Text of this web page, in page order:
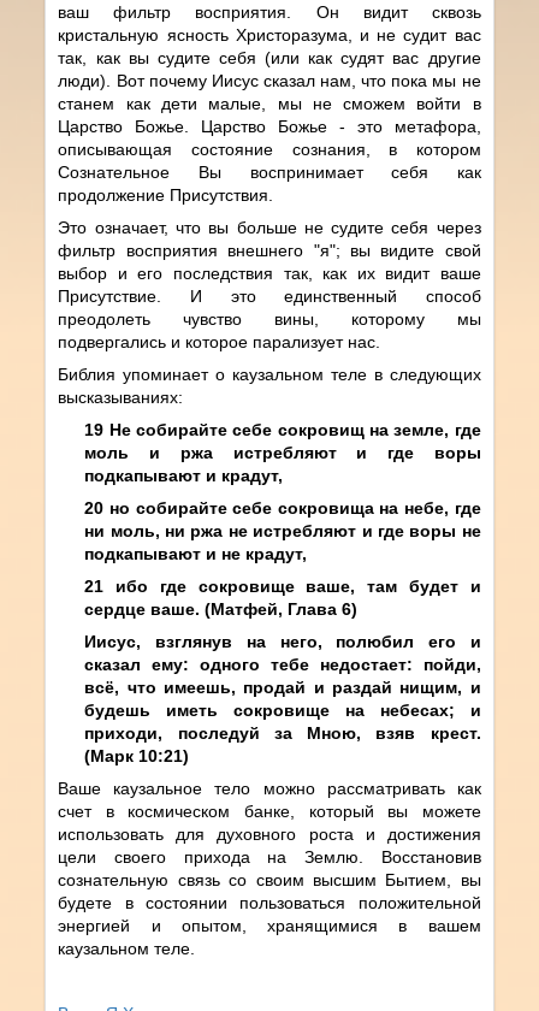
ваш фильтр восприятия. Он видит сквозь
кристальную ясность Христоразума, и не судит вас
так, как вы судите себя (или как судят вас другие
люди). Вот почему Иисус сказал нам, что пока мы не
станем как дети малые, мы не сможем войти в
Царство Божье. Царство Божье - это метафора,
описывающая состояние сознания, в котором
Сознательное Вы воспринимает себя как
продолжение Присутствия.
Это означает, что вы больше не судите себя через
фильтр восприятия внешнего "я"; вы видите свой
выбор и его последствия так, как их видит ваше
Присутствие. И это единственный способ
преодолеть чувство вины, которому мы
подвергались и которое парализует нас.
Библия упоминает о каузальном теле в следующих
высказываниях:
19 Не собирайте себе сокровищ на земле, где
моль и ржа истребляют и где воры
подкапывают и крадут,
20 но собирайте себе сокровища на небе, где
ни моль, ни ржа не истребляют и где воры не
подкапывают и не крадут,
21 ибо где сокровище ваше, там будет и
сердце ваше. (Матфей, Глава 6)
Иисус, взглянув на него, полюбил его и
сказал ему: одного тебе недостает: пойди,
всё, что имеешь, продай и раздай нищим, и
будешь иметь сокровище на небесах; и
приходи, последуй за Мною, взяв крест.
(Марк 10:21)
Ваше каузальное тело можно рассматривать как
счет в космическом банке, который вы можете
использовать для духовного роста и достижения
цели своего прихода на Землю. Восстановив
сознательную связь со своим высшим Бытием, вы
будете в состоянии пользоваться положительной
энергией и опытом, хранящимися в вашем
каузальном теле.